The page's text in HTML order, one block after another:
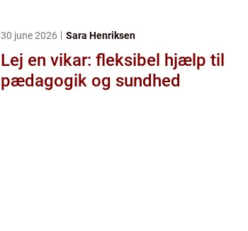
30 june 2026 Sara Henriksen
Lej en vikar: fleksibel hjælp til
pædagogik og sundhed